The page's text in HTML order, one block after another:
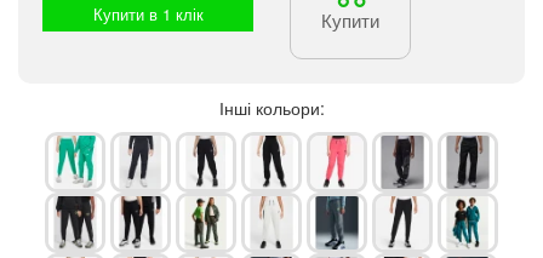
Купити в 1 клік Купити
Інші кольори: